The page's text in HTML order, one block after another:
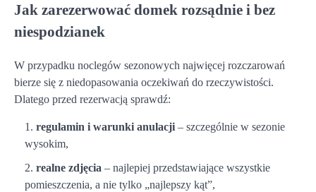
Jak zarezerwować domek rozsądnie i bez
niespodzianek
W przypadku noclegów sezonowych najwięcej rozczarowań
bierze się z niedopasowania oczekiwań do rzeczywistości.
Dlatego przed rezerwacją sprawdź:
regulamin i warunki anulacji – szczególnie w sezonie
wysokim,
realne zdjęcia – najlepiej przedstawiające wszystkie
pomieszczenia, a nie tylko „najlepszy kąt”,